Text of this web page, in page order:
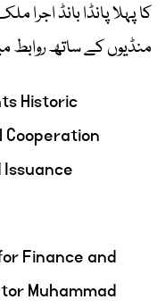
کا پہلا پانڈا بانڈ
منڈیوں کے ساتھ
Historic
Cooperation
Finance and
Muhammad